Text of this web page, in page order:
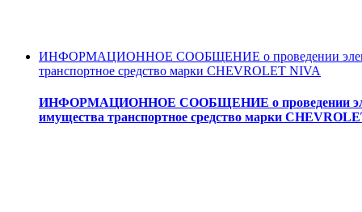
ИНФОРМАЦИОННОЕ СООБЩЕНИЕ о проведении
транспортное средство марки CHEVROLET NIVA
ИНФОРМАЦИОННОЕ СООБЩЕНИЕ о проведении
имущества транспортное средство марки